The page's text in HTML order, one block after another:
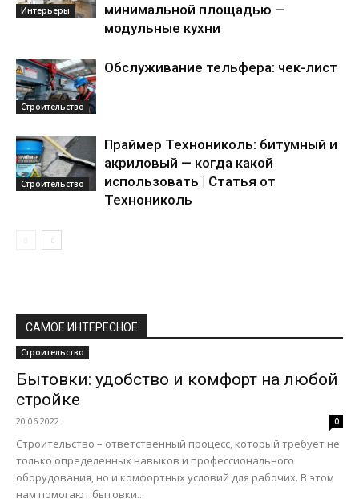
Интерьеры
минимальной площадью —
модульные кухни
Строительство
Обслуживание тельфера: чек-лист
Строительство
Праймер Технониколь: битумный и
акриловый — когда какой
использовать | Статья от
Технониколь
САМОЕ ИНТЕРЕСНОЕ
Строительство
Бытовки: удобство и комфорт на любой
стройке
20.06.2022 0
Строительство – ответственный процесс, который требует не
только определенных навыков и профессионального
оборудования, но и комфортных условий для рабочих. В этом
нам помогают бытовки...